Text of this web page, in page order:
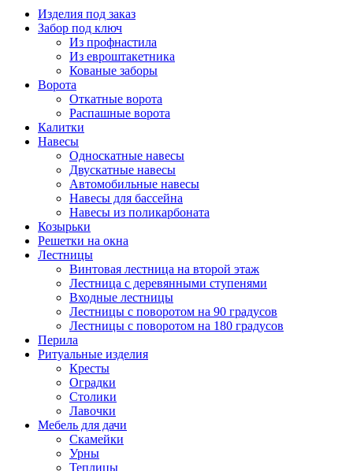
Изделия под заказ
Забор под ключ
Из профнастила
Из евроштакетника
Кованые заборы
Ворота
Откатные ворота
Распашные ворота
Калитки
Навесы
Односкатные навесы
Двускатные навесы
Автомобильные навесы
Навесы для бассейна
Навесы из поликарбоната
Козырьки
Решетки на окна
Лестницы
Винтовая лестница на второй этаж
Лестница с деревянными ступенями
Входные лестницы
Лестницы с поворотом на 90 градусов
Лестницы с поворотом на 180 градусов
Перила
Ритуальные изделия
Кресты
Оградки
Столики
Лавочки
Мебель для дачи
Скамейки
Урны
Теплицы